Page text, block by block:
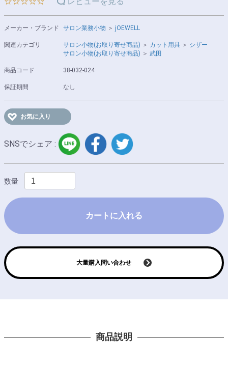
メーカー・ブランド サロン業務小物 ＞ jOEWELL
関連カテゴリ サロン小物(お取り寄せ商品) ＞ カット用具 ＞ シザー
サロン小物(お取り寄せ商品) ＞ 武田
商品コード 38-032-024
保証期間 なし
お気に入り
SNSでシェア :
LINE facebook
数量
カートに入れる
大量購入問い合わせ
商品説明